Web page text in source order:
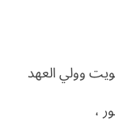
وولي العهد